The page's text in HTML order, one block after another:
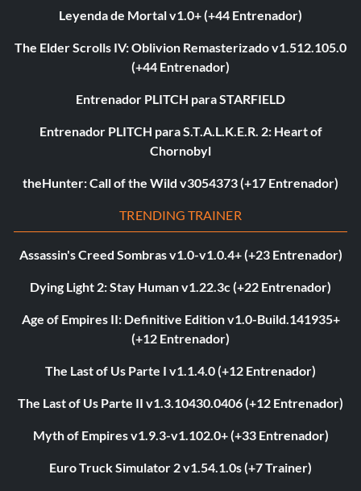
Leyenda de Mortal v1.0+ (+44 Entrenador)
The Elder Scrolls IV: Oblivion Remasterizado v1.512.105.0
(+44 Entrenador)
Entrenador PLITCH para STARFIELD
Entrenador PLITCH para S.T.A.L.K.E.R. 2: Heart of
Chornobyl
theHunter: Call of the Wild v3054373 (+17 Entrenador)
TRENDING TRAINER
Assassin's Creed Sombras v1.0-v1.0.4+ (+23 Entrenador)
Dying Light 2: Stay Human v1.22.3c (+22 Entrenador)
Age of Empires II: Definitive Edition v1.0-Build.141935+
(+12 Entrenador)
The Last of Us Parte I v1.1.4.0 (+12 Entrenador)
The Last of Us Parte II v1.3.10430.0406 (+12 Entrenador)
Myth of Empires v1.9.3-v1.102.0+ (+33 Entrenador)
Euro Truck Simulator 2 v1.54.1.0s (+7 Trainer)